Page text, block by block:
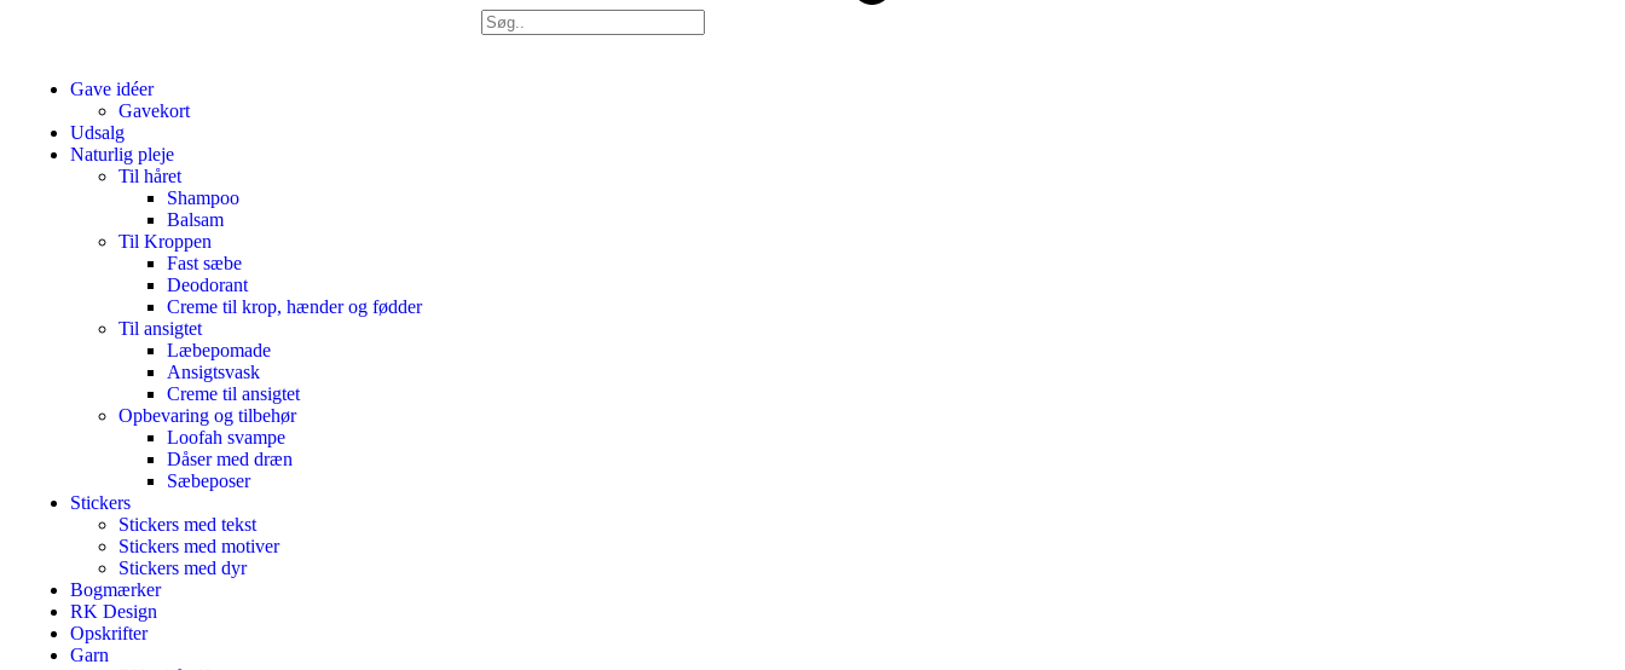
Gave idéer
Gavekort
Udsalg
Naturlig pleje
Til håret
Shampoo
Balsam
Til Kroppen
Fast sæbe
Deodorant
Creme til krop, hænder og fødder
Til ansigtet
Læbepomade
Ansigtsvask
Creme til ansigtet
Opbevaring og tilbehør
Loofah svampe
Dåser med dræn
Sæbeposer
Stickers
Stickers med tekst
Stickers med motiver
Stickers med dyr
Bogmærker
RK Design
Opskrifter
Garn